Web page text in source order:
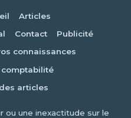
Articles
Contact
Publicité
connaissances
articles
ou une inexactitude sur le